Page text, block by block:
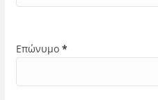
Επώνυμο *